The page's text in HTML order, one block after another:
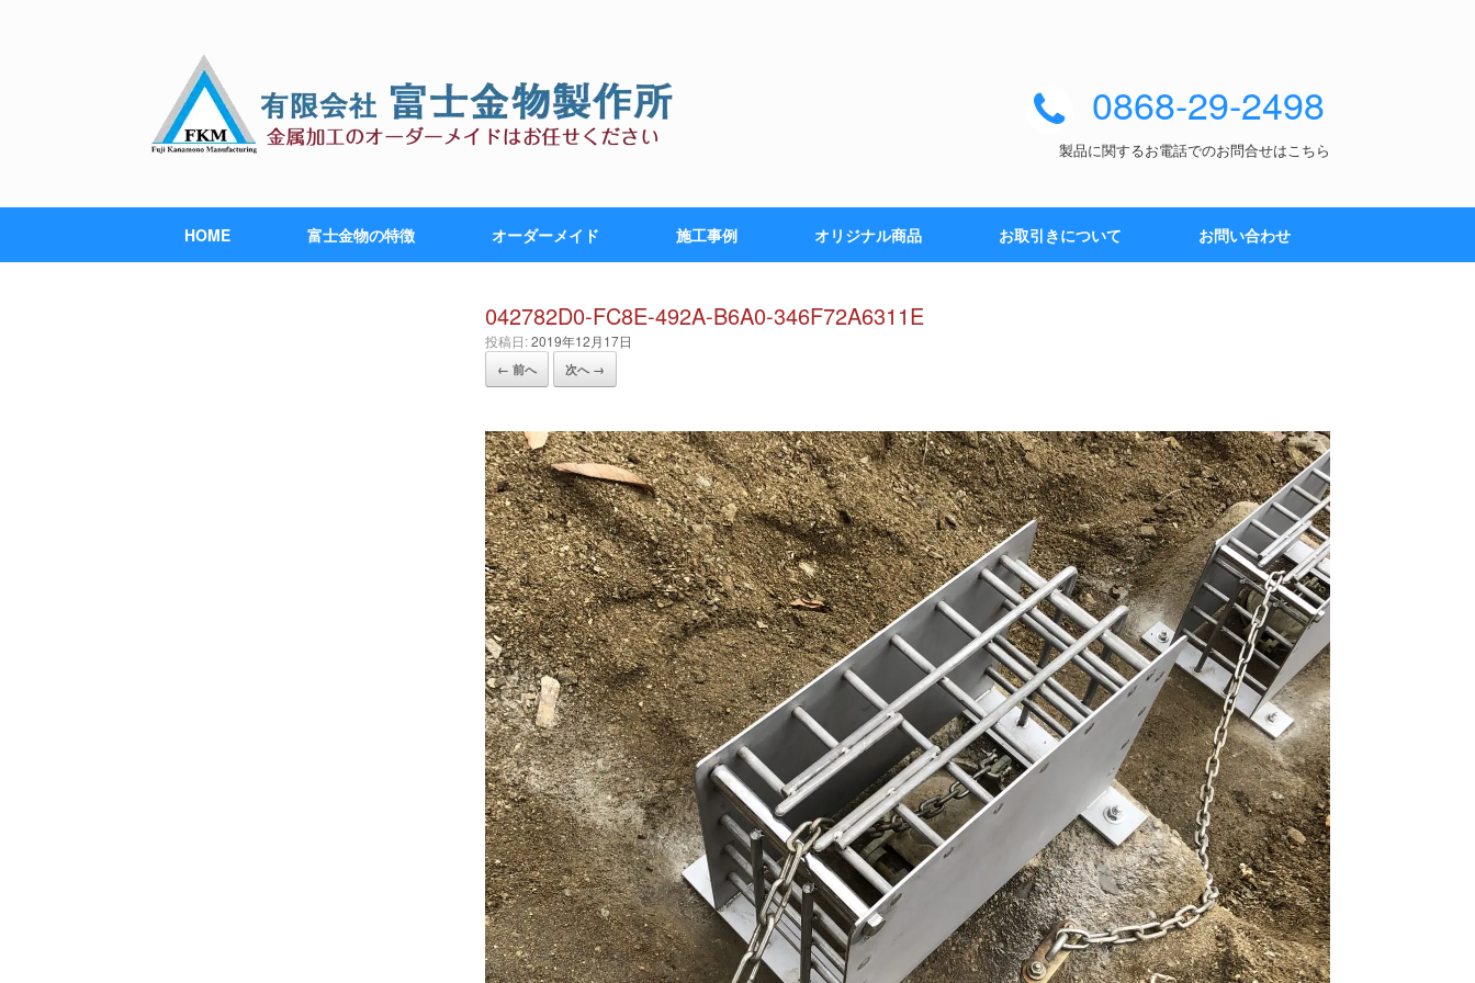
0868-29-2498
製品に関するお電話でのお問合せはこちら
HOME 富士金物の特徴 オーダーメイド 施工事例 オリジナル商品 お取引きについて お問い合わせ
042782D0-FC8E-492A-B6A0-346F72A6311E
投稿日:2019年12月17日
← 前へ 次へ →